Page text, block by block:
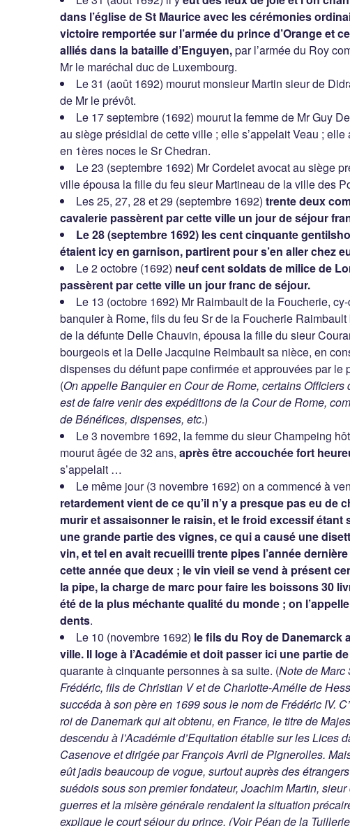
dans l’église de St Maurice avec les cérémonies
victoire remportée sur l’armée du prince d’Orange et
alliés dans la bataille d’Enguyen,par l’armée du Roy
Mr le maréchal duc de Luxembourg.
Le 31 (août 1692) mourut monsieur Martin sieur de
de Mr le prévôt.
Le 17 septembre (1692) mourut la femme de Mr Guy
au siège présidial de cette ville ; elle s’appelait Veau ; elle
en 1ères noces le Sr Chedran.
Le 23 (septembre 1692) Mr Cordelet avocat au siège
ville épousa la fille du feu sieur Martineau de la ville des
Les 25, 27, 28 et 29 (septembre 1692) trente deux
cavalerie passèrent par cette ville un jour de séjour
Le 28 (septembre 1692) les cent cinquante
étaient icy en garnison, partirent pour s’en aller chez
Le 2 octobre (1692) neuf cent soldats de milice de
passèrent par cette ville un jour franc de séjour.
Le 13 (octobre 1692) Mr Raimbault de la Foucherie,
banquier à Rome, fils du feu Sr de la Foucherie
de la défunte Delle Chauvin, épousa la fille du sieur
bourgeois et la Delle Jacquine Reimbault sa nièce, en
dispenses du défunt pape confirmée et approuvées par le
(On appelle Banquier en Cour de Rome, certains Officiers
est de faire venir des expéditions de la Cour de Rome,
de Bénéfices, dispenses, etc.)
Le 3 novembre 1692, la femme du sieur Champeing
mourut âgée de 32 ans, après être accouchée fort
s’appelait …
Le même jour (3 novembre 1692) on a commencé à
retardement vient de ce qu’il n’y a presque pas eu de
murir et assaisonner le raisin, et le froid excessif étant
une grande partie des vignes, ce qui a causé une
vin, et tel en avait recueilli trente pipes l’année dernière
cette année que deux ; le vin vieil se vend à présent
la pipe, la charge de marc pour faire les boissons 30
été de la plus méchante qualité du monde ; on
dents.
Le 10 (novembre 1692) le fils du Roy de Danemarck
ville. Il loge à l’Académie et doit passer ici une partie de
quarante à cinquante personnes à sa suite. (Note de Marc
Frédéric, fils de Christian V et de Charlotte-Amélie de
succéda à son père en 1699 sous le nom de Frédéric IV.
roi de Danemark qui ait obtenu, en France, le titre de
descendu à l’Académie d’Equitation établie sur les Lices
Casenove et dirigée par François Avril de Pignerolles.
eût jadis beaucoup de vogue, surtout auprès des
suédois sous son premier fondateur, Joachim Martin,
guerres et la misère générale rendaient la situation
explique le court séjour du prince. (Voir Péan de la